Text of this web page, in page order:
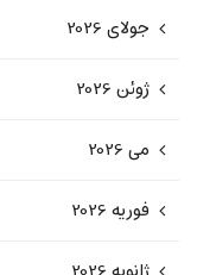
جولای 2026
ژوئن 2026
می 2026
فوریه 2026